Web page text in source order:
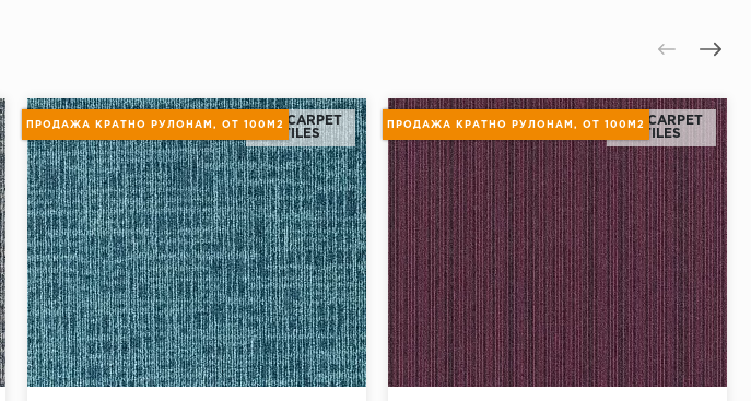
ПРОДАЖА КРАТНО РУЛОНАМ, ОТ 100М2IVC CARPET
TILES
ПРОДАЖА КРАТНО РУЛОНАМ, ОТ 100М2IVC CARPET
TILES